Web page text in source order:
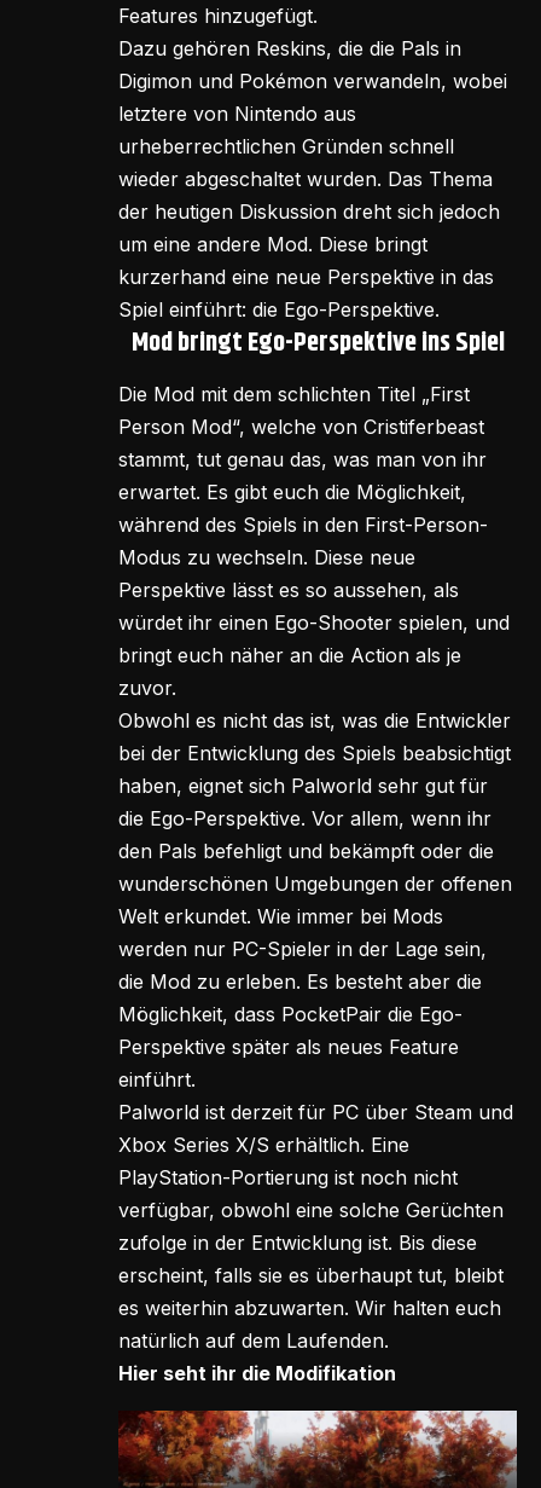
Features hinzugefügt.
Dazu gehören Reskins, die die Pals in
Digimon und Pokémon verwandeln, wobei
letztere von Nintendo aus
urheberrechtlichen Gründen schnell
wieder abgeschaltet wurden. Das Thema
der heutigen Diskussion dreht sich jedoch
um eine andere Mod. Diese bringt
kurzerhand eine neue Perspektive in das
Spiel einführt: die Ego-Perspektive.
Mod bringt Ego-Perspektive ins Spiel
Die Mod mit dem schlichten Titel „First
Person Mod“, welche von Cristiferbeast
stammt, tut genau das, was man von ihr
erwartet. Es gibt euch die Möglichkeit,
während des Spiels in den First-Person-
Modus zu wechseln. Diese neue
Perspektive lässt es so aussehen, als
würdet ihr einen Ego-Shooter spielen, und
bringt euch näher an die Action als je
zuvor.
Obwohl es nicht das ist, was die Entwickler
bei der Entwicklung des Spiels beabsichtigt
haben, eignet sich Palworld sehr gut für
die Ego-Perspektive. Vor allem, wenn ihr
den Pals befehligt und bekämpft oder die
wunderschönen Umgebungen der offenen
Welt erkundet. Wie immer bei Mods
werden nur PC-Spieler in der Lage sein,
die Mod zu erleben. Es besteht aber die
Möglichkeit, dass PocketPair die Ego-
Perspektive später als neues Feature
einführt.
Palworld ist derzeit für PC über Steam und
Xbox Series X/S erhältlich. Eine
PlayStation-Portierung ist noch nicht
verfügbar, obwohl eine solche Gerüchten
zufolge in der Entwicklung ist. Bis diese
erscheint, falls sie es überhaupt tut, bleibt
es weiterhin abzuwarten. Wir halten euch
natürlich auf dem Laufenden.
Hier seht ihr die Modifikation